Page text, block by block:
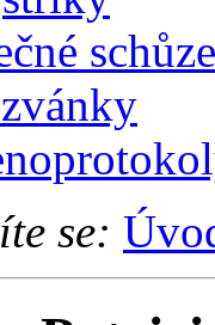
schůze
se: